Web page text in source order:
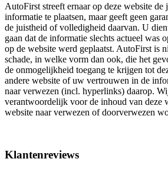
AutoFirst streeft ernaar op deze website de
informatie te plaatsen, maar geeft geen
de juistheid of volledigheid daarvan. U
gaan dat de informatie slechts actueel was
op de website werd geplaatst. AutoFirst is
schade, in welke vorm dan ook, die het
de onmogelijkheid toegang te krijgen tot
andere website of uw vertrouwen in de
naar verwezen (incl. hyperlinks) daarop.
verantwoordelijk voor de inhoud van deze
website naar verwezen of doorverwezen
Klantenreviews